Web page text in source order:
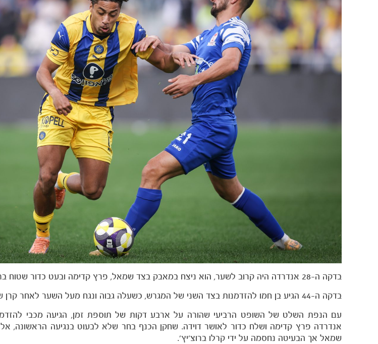
בדקה ה-28 אנדרדה היה קרוב לשער, הוא ניצח במאבק בצד שמאל, פרץ קדימה ובעט כדור שטוח ברגל ימין שחלף בסמוך למסגרת.
בדקה ה-44 הגיע בן חמו להזדמנות בצד השני של המגרש, כשעלה גבוה ונגח מעל השער לאחר קרן של אנדרדה.
עם הנפת השלט של השופט הרביעי שהורה על ארבע דקות של תוספת זמן, הגיעה מכבי
אנדרדה פרץ קדימה ושלח כדור לאושר דוידה. שחקן הכנף בחר שלא לבעוט בנגיעה הראשונה,
שמאל אך הבעיטה נחסמה על ידי קרלו ברוצ'יץ'.